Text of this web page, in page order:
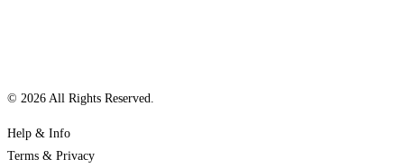
© 2026 All Rights Reserved.
Help & Info
Terms & Privacy